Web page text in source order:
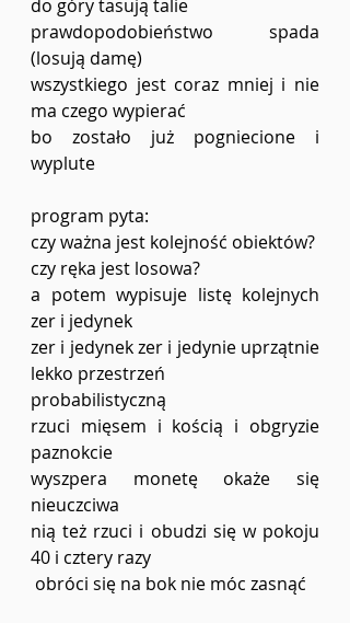
do góry tasują talie
prawdopodobieństwo spada
(losują damę)
wszystkiego jest coraz mniej i nie
ma czego wypierać
bo zostało już pogniecione i
wyplute
program pyta:
czy ważna jest kolejność obiektów?
czy ręka jest losowa?
a potem wypisuje listę kolejnych
zer i jedynek
zer i jedynek zer i jedynie uprzątnie
lekko przestrzeń
probabilistyczną
rzuci mięsem i kością i obgryzie
paznokcie
wyszpera monetę okaże się
nieuczciwa
nią też rzuci i obudzi się w pokoju
40 i cztery razy
obróci się na bok nie móc zasnąć